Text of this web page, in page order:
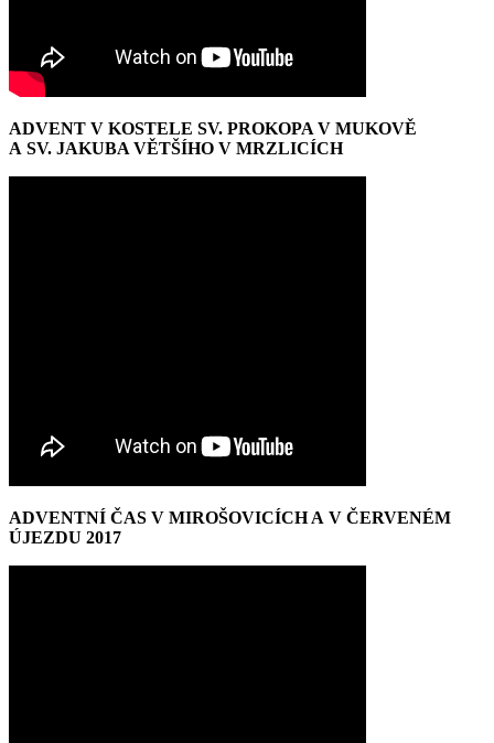
ADVENT V KOSTELE SV. PROKOPA V MUKOVĚ
A SV. JAKUBA VĚTŠÍHO V MRZLICÍCH
ADVENTNÍ ČAS V MIROŠOVICÍCH A V ČERVENÉM
ÚJEZDU 2017